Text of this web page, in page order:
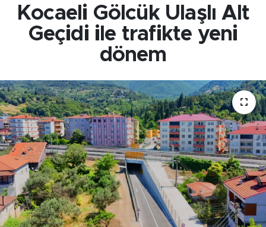
Kocaeli Gölcük Ulaşlı Alt
Geçidi ile trafikte yeni
dönem